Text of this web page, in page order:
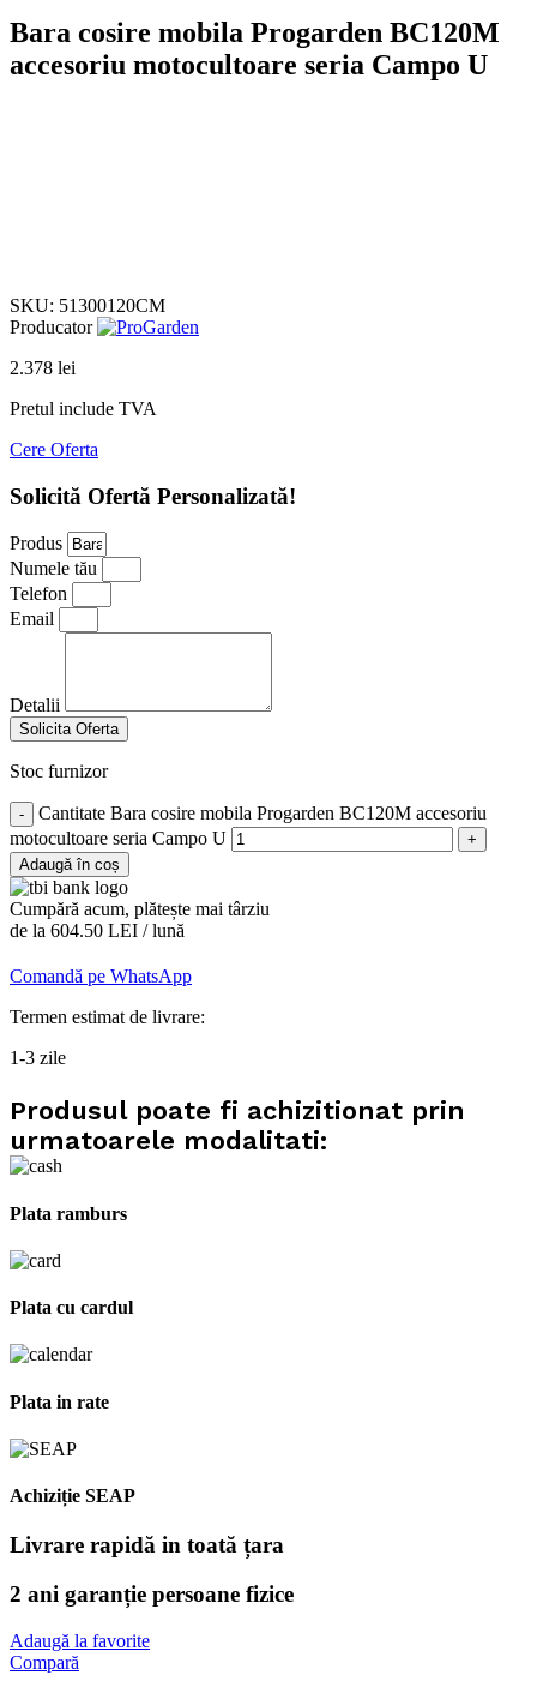
Bara cosire mobila Progarden BC120M
accesoriu motocultoare seria Campo U
SKU: 51300120CM
Producator
2.378 lei
Pretul include TVA
Cere Oferta
Solicită Ofertă Personalizată!
Produs
Numele tău
Telefon
Email
Detalii
Solicita Oferta
Stoc furnizor
Cantitate Bara cosire mobila Progarden BC120M accesoriu
motocultoare seria Campo U
Adaugă în coș
Cumpără acum, plătește mai târziu
de la 604.50 LEI / lună
Comandă pe WhatsApp
Termen estimat de livrare:
1-3 zile
Produsul poate fi achizitionat prin
urmatoarele modalitati:
Plata ramburs
Plata cu cardul
Plata in rate
Achiziție SEAP
Livrare rapidă in toată țara
2 ani garanție persoane fizice
Adaugă la favorite
Compară